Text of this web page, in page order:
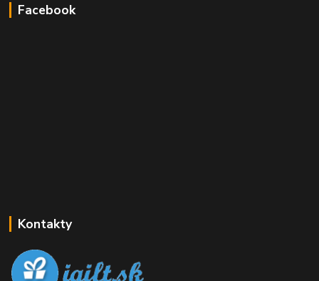
Facebook
Kontakty